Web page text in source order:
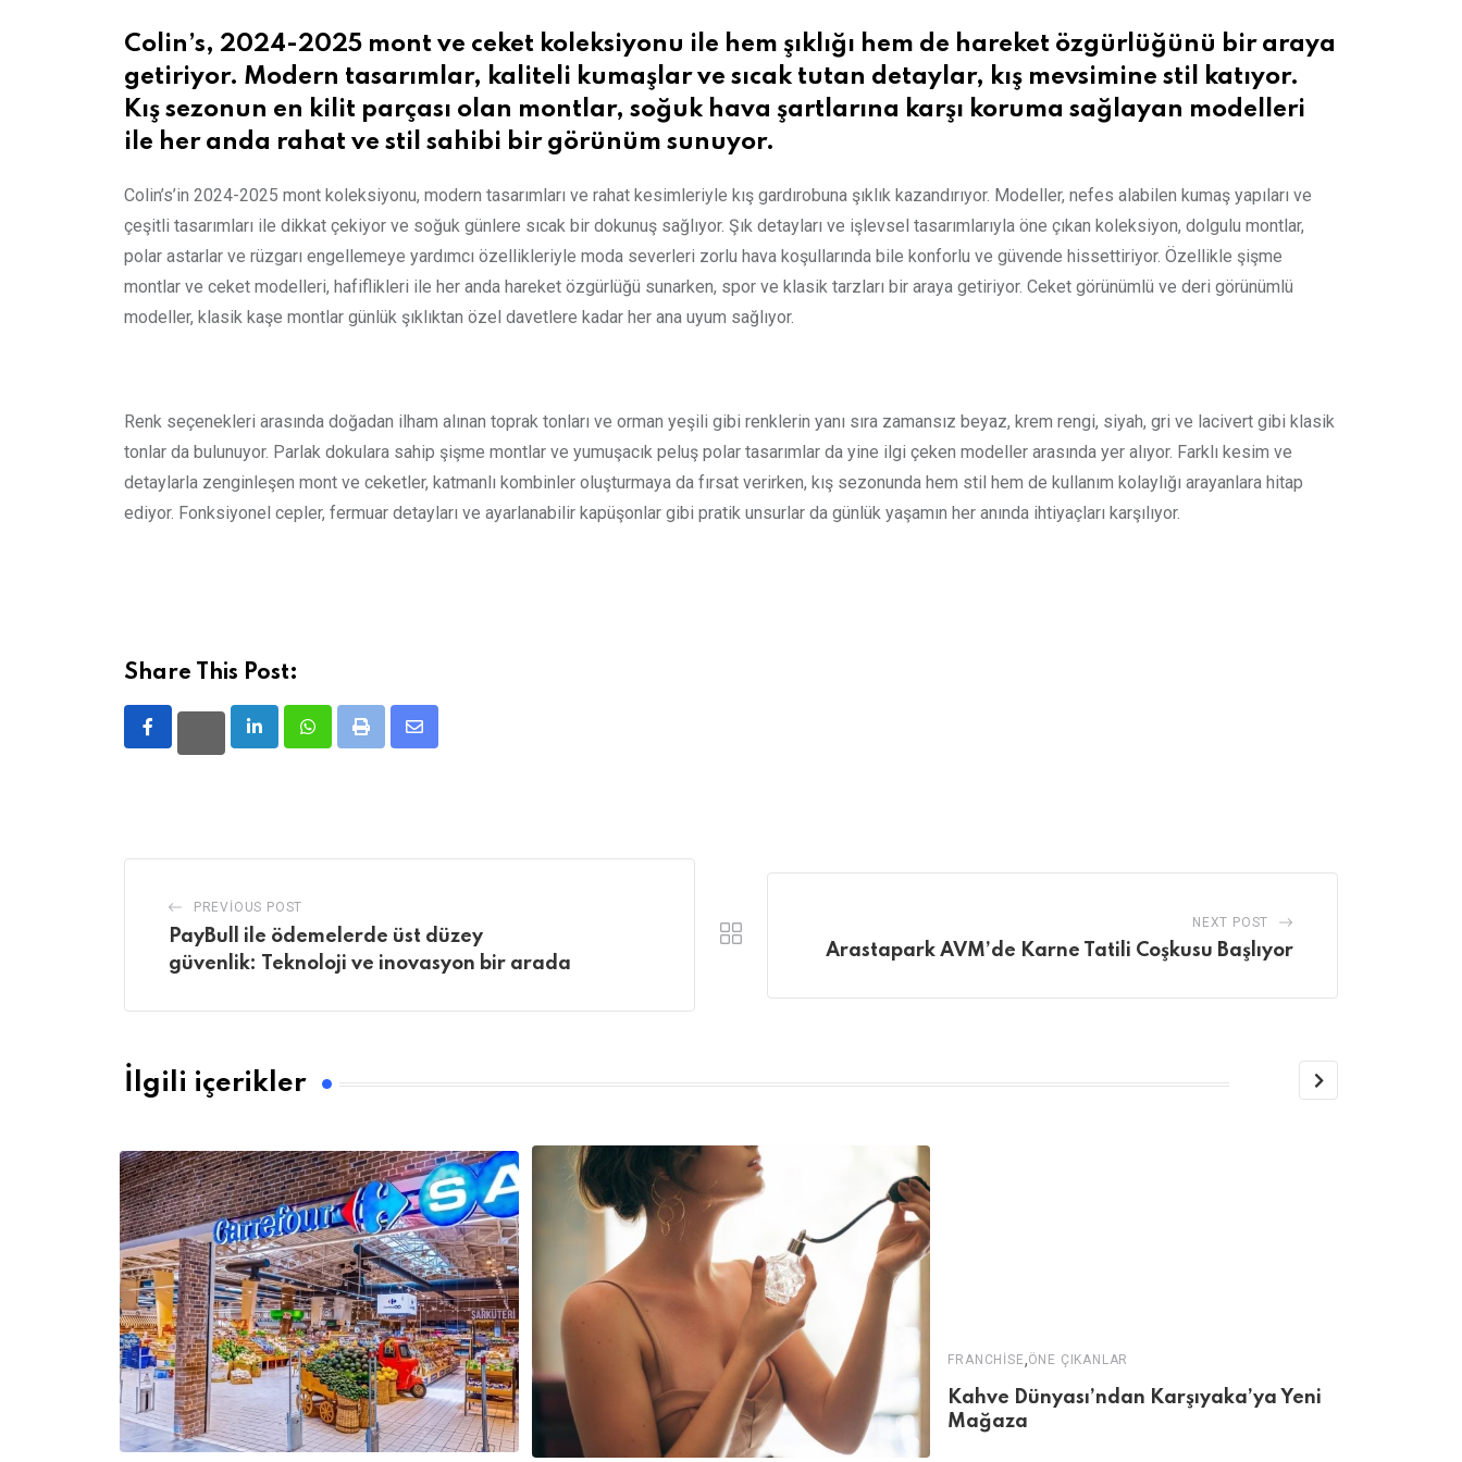
Colin’s, 2024-2025 mont ve ceket koleksiyonu ile hem şıklığı hem de hareket özgürlüğünü bir araya
getiriyor. Modern tasarımlar, kaliteli kumaşlar ve sıcak tutan detaylar, kış mevsimine stil katıyor.
Kış sezonun en kilit parçası olan montlar, soğuk hava şartlarına karşı koruma sağlayan modelleri
ile her anda rahat ve stil sahibi bir görünüm sunuyor.
Colin’s’in 2024-2025 mont koleksiyonu, modern tasarımları ve rahat kesimleriyle kış gardırobuna şıklık kazandırıyor. Modeller, nefes alabilen kumaş yapıları ve
çeşitli tasarımları ile dikkat çekiyor ve soğuk günlere sıcak bir dokunuş sağlıyor. Şık detayları ve işlevsel tasarımlarıyla öne çıkan koleksiyon, dolgulu montlar,
polar astarlar ve rüzgarı engellemeye yardımcı özellikleriyle moda severleri zorlu hava koşullarında bile konforlu ve güvende hissettiriyor. Özellikle şişme
montlar ve ceket modelleri, hafiflikleri ile her anda hareket özgürlüğü sunarken, spor ve klasik tarzları bir araya getiriyor. Ceket görünümlü ve deri görünümlü
modeller, klasik kaşe montlar günlük şıklıktan özel davetlere kadar her ana uyum sağlıyor.
Renk seçenekleri arasında doğadan ilham alınan toprak tonları ve orman yeşili gibi renklerin yanı sıra zamansız beyaz, krem rengi, siyah, gri ve lacivert gibi klasik
tonlar da bulunuyor. Parlak dokulara sahip şişme montlar ve yumuşacık peluş polar tasarımlar da yine ilgi çeken modeller arasında yer alıyor. Farklı kesim ve
detaylarla zenginleşen mont ve ceketler, katmanlı kombinler oluşturmaya da fırsat verirken, kış sezonunda hem stil hem de kullanım kolaylığı arayanlara hitap
ediyor. Fonksiyonel cepler, fermuar detayları ve ayarlanabilir kapüşonlar gibi pratik unsurlar da günlük yaşamın her anında ihtiyaçları karşılıyor.
Share This Post:
LinkedInWhatsappPrint
Share
PREVIOUS POST
PayBull ile ödemelerde üst düzey
güvenlik: Teknoloji ve inovasyon bir arada
NEXT POST
Arastapark AVM’de Karne Tatili Coşkusu Başlıyor
İlgili içerikler
FRANCHISE,ÖNE ÇIKANLAR
Kahve Dünyası’ndan Karşıyaka’ya Yeni
Mağaza